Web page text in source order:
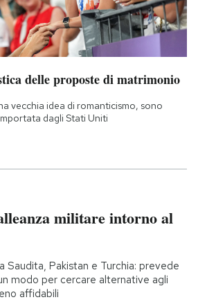
delle proposte di matrimonio
vecchia idea di romanticismo, sono
dagli Stati Uniti
militare intorno al
Saudita, Pakistan e Turchia: prevede
modo per cercare alternative agli
affidabili